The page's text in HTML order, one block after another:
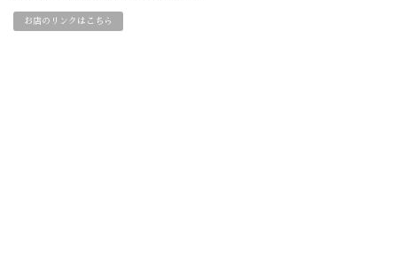
お店のリンクはこちら